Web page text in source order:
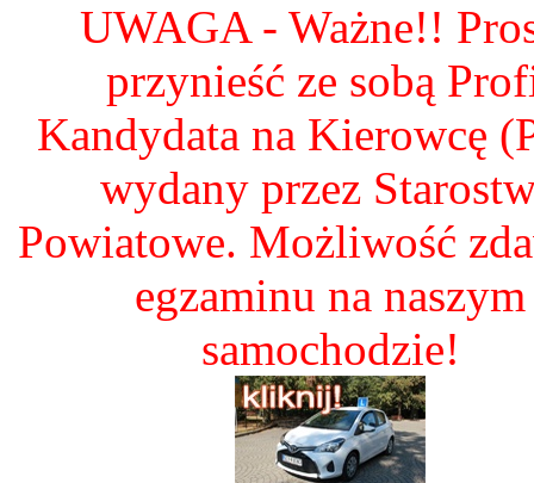
UWAGA - Ważne!!
przynieść ze sobą
Kandydata na Kierowcę
wydany przez
Powiatowe. Możliwość
egzaminu na naszym
samochodzie!